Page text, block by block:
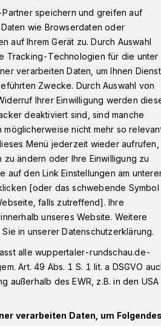
der „Toiletten-Konferenz“.
verfügt bislang nicht
Weil die vielen
und Skater aber
menschliches Bedürfnis
Partner speichern und greifen auf
wie Browserdaten oder
auf Ihrem Gerät zu. Durch Auswahl
Tracking-Technologien für die unter
verarbeiten Daten, um Ihnen
Zwecke. Durch Auswahl von
Ihrer Einwilligung werden
deaktiviert sind, sind manche
möglicherweise nicht mehr so
Menü jederzeit wieder aufrufen,
zu ändern oder Ihre Einwilligung zu
auf den Link Einstellungen am
[oder das schwebende Symbol
falls zutreffend]. Ihre
unseres Website. Weitere
in unserer Datenschutzerklärung.
alle wuppertaler-rundschau.de-
Art. 49 Abs. 1 S. 1 lit. a DSGVO
außerhalb des EWR, z.B. in den USA
verarbeiten Daten, um